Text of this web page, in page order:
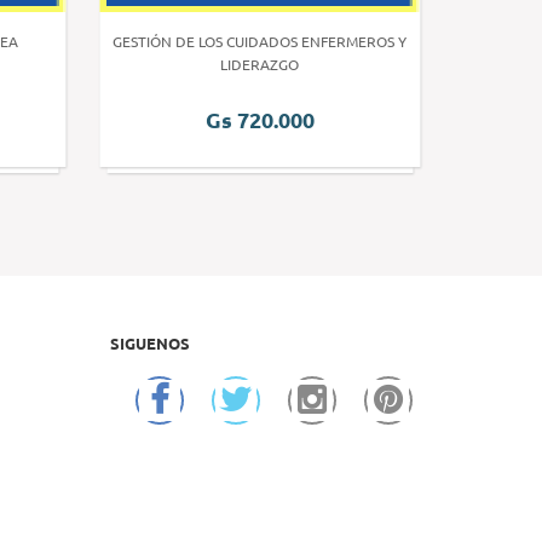
GESTIÓN DE LOS CUIDADOS ENFERMEROS Y
LIDERAZGO
Gs 720.000
SIGUENOS